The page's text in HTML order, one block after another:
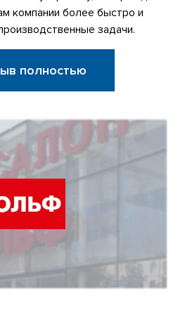
компании более быстро и
задачи.
полностью